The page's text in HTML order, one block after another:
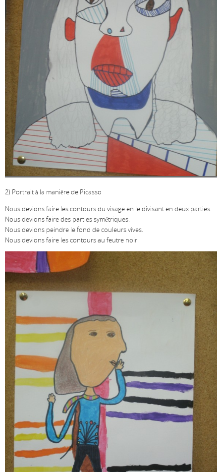
2) Portrait à la manière de Picasso
Nous devions faire les contours du visage en le divisant en deux parties.
Nous devions faire des parties symétriques.
Nous devions peindre le fond de couleurs vives.
Nous devions faire les contours au feutre noir.